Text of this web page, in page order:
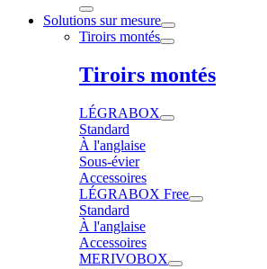
Solutions sur mesure
Tiroirs montés
Tiroirs montés
LÉGRABOX
Standard
À l'anglaise
Sous-évier
Accessoires
LÉGRABOX Free
Standard
À l'anglaise
Accessoires
MERIVOBOX